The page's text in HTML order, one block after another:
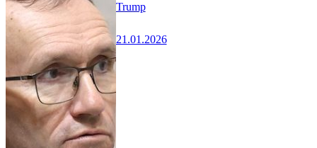
Trump
21.01.2026